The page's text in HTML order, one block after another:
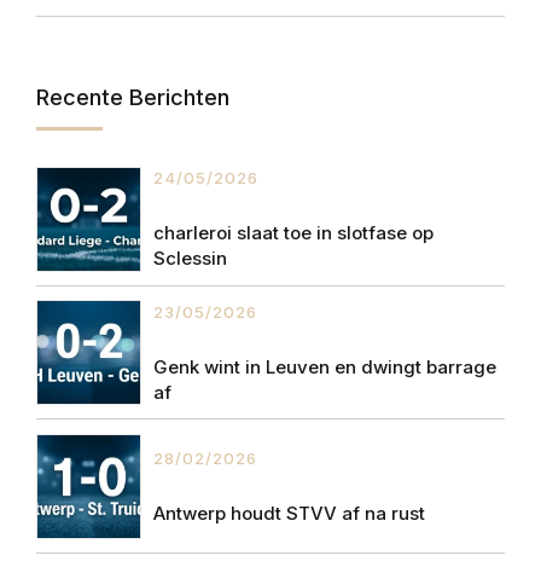
Recente Berichten
24/05/2026
charleroi slaat toe in slotfase op
Sclessin
23/05/2026
Genk wint in Leuven en dwingt barrage
af
28/02/2026
Antwerp houdt STVV af na rust